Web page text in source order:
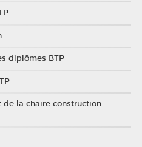
diplômes BTP
la chaire construction